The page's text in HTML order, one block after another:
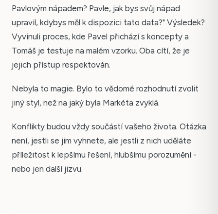
Pavlovým nápadem? Pavle, jak bys svůj nápad
upravil, kdybys měl k dispozici tato data?" Výsledek?
Vyvinuli proces, kde Pavel přichází s koncepty a
Tomáš je testuje na malém vzorku. Oba cítí, že je
jejich přístup respektován.
Nebyla to magie. Bylo to vědomé rozhodnutí zvolit
jiný styl, než na jaký byla Markéta zvyklá.
Konflikty budou vždy součástí vašeho života. Otázka
není, jestli se jim vyhnete, ale jestli z nich uděláte
příležitost k lepšímu řešení, hlubšímu porozumění -
nebo jen další jizvu.